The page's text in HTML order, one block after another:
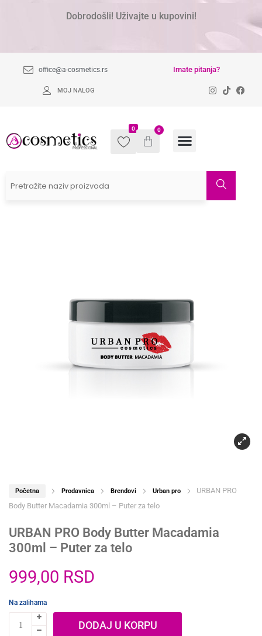
Dobrodošli! Uživajte u kupovini!
office@a-cosmetics.rs Imate pitanja?
MOJ NALOG
0 0
Početna Prodavnica Brendovi Urban pro
URBAN PRO
Body Butter Macadamia 300ml – Puter za telo
URBAN PRO Body Butter Macadamia
300ml – Puter za telo
999,00 RSD
Na zalihama
DODAJ U KORPU